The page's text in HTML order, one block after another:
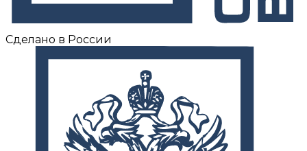
Сделано в России